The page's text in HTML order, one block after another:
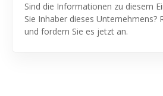
Sind die Informationen zu diesem
Sie Inhaber dieses Unternehmens?
und fordern Sie es jetzt an.